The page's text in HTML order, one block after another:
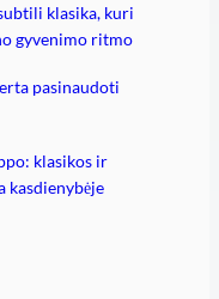
klasika, kuri
gyvenimo ritmo
pasinaudoti
klasikos ir
kasdienybėje